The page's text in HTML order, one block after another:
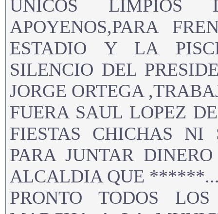
UNICOS LIMPIOS
APOYENOS,PARA
ESTADIO Y LA
SILENCIO DEL
JORGE ORTEGA
FUERA SAUL LOPEZ
FIESTAS CHICHAS NI
PARA JUNTAR
ALCALDIA QUE
PRONTO TODOS